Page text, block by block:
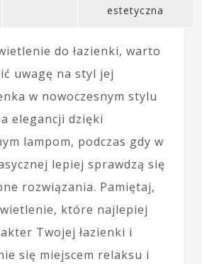
estetyczna
do łazienki, warto
uwagę na styl jej
w nowoczesnym stylu
elegancji dzięki
lampom, podczas gdy w
lepiej sprawdzą się
rozwiązania. Pamiętaj,
które najlepiej
Twojej łazienki i
się miejscem relaksu i